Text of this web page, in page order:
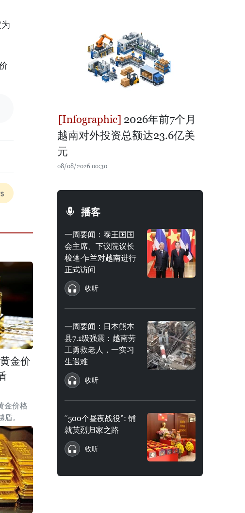
金价
金价格
。
2026年前7个月
越南对外投资总额达23.6亿美
元
08/08/2026 00:30
播客
一周要闻：泰王国国
会主席、下议院议长
梭蓬·乍兰对越南进行
正式访问
收听
一周要闻：日本熊本
县7.1级强震：越南劳
工勇救老人，一实习
生遇难
收听
“500个昼夜战役”: 铺
就英烈归家之路
收听